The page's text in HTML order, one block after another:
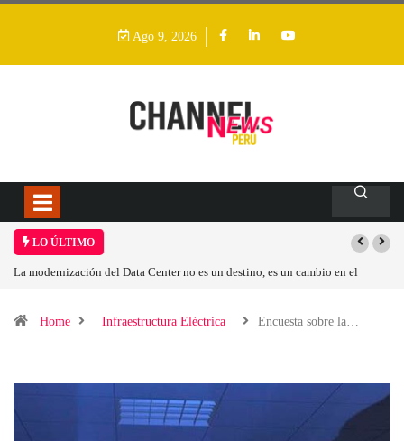
Ago 9, 2026
LO ÚLTIMO
Los ingresos por semiconductores aumentarán más de un 94 % en 2026
Home Infraestructura Eléctrica Encuesta sobre la…